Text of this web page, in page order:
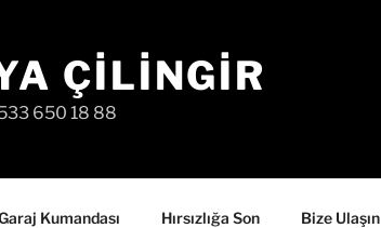
ÇILINGIR
650 18 88
Kumandası Hırsızlığa Son Bize Ulaşın